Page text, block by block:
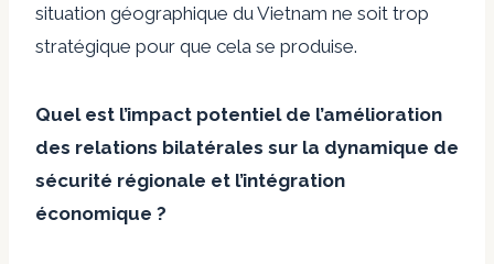
situation géographique du Vietnam ne soit trop
stratégique pour que cela se produise.
Quel est l’impact potentiel de l’amélioration
des relations bilatérales sur la dynamique de
sécurité régionale et l’intégration
économique ?